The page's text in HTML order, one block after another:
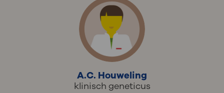
A.C. Houweling
klinisch geneticus